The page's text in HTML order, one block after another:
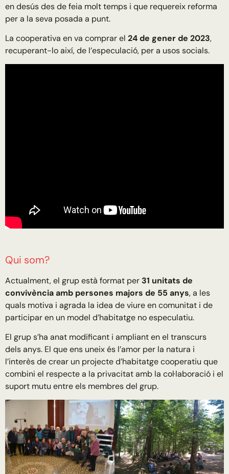
en desús des de feia molt temps i que requereix reforma
per a la seva posada a punt.
La cooperativa en va comprar el 24 de gener de 2023,
recuperant-lo així, de l’especulació, per a usos socials.
Qui som?
Actualment, el grup està format per 31 unitats de
convivència amb persones majors de 55 anys, a les
quals motiva i agrada la idea de viure en comunitat i de
participar en un model d’habitatge no especulatiu.
El grup s’ha anat modificant i ampliant en el transcurs
dels anys. El que ens uneix és l’amor per la natura i
l’interès de crear un projecte d’habitatge cooperatiu que
combini el respecte a la privacitat amb la col·laboració i el
suport mutu entre els membres del grup.